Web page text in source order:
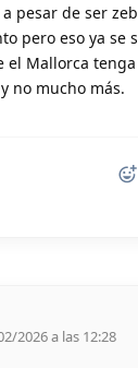
pesar de ser
pero eso ya se
el Mallorca
no mucho más.
2026 a las 12:28